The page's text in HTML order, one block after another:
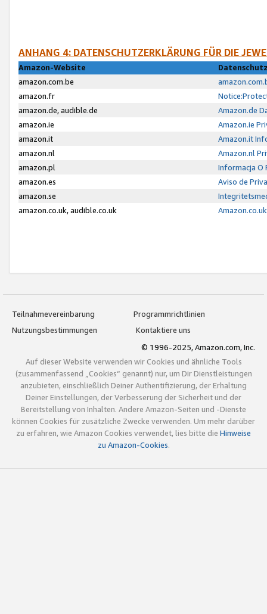
ANHANG 4: DATENSCHUTZERKLÄRUNG FÜR DIE
Amazon-Website
amazon.com.be
amazon.fr
amazon.de, audible.de
Amazon.de
amazon.ie
Amazon.ie
amazon.it
Amazon.it
amazon.nl
Amazon.nl
amazon.pl
Informacja O
amazon.es
Aviso de
amazon.se
amazon.co.uk, audible.co.uk
Teilnahmevereinbarung
Programmrichtlinien
Nutzungsbestimmungen
Kontaktiere uns
© 1996-2025, Amazon.com, Inc.
Auf dieser Website verwenden wir Cookies und ähnliche Tools
(zusammenfassend „Cookies“ genannt) nur, um Dir Dienstleistungen
anzubieten, einschließlich Deiner Authentifizierung, der Erhaltung
Deiner Einstellungen, der Verbesserung der Sicherheit und der
Bereitstellung von Inhalten. Andere Amazon-Seiten und -Dienste
können Cookies für zusätzliche Zwecke verwenden. Um mehr darüber
zu erfahren, wie Amazon Cookies verwendet, lies bitte die Hinweise
zu Amazon-Cookies.